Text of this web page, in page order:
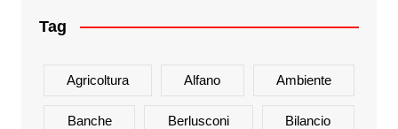
Tag
Agricoltura Alfano Ambiente
Banche Berlusconi Bilancio